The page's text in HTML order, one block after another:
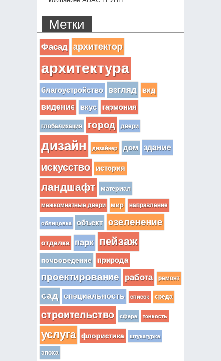
Метки
Фасад архитектор
архитектура
благоустройство взгляд вид
видение вкус гармония
глобализация город двери
дизайн дизайнер дом здание
искусство история
ландшафт материал
межкомнатные двери мир направление
облицовка объект озеленение
отделка парк пейзаж
почвоведение природа
проектирование работа ремонт
сад специальность список среда
строительство сфера тонкость
услуга флористика штукатурка
эпоха